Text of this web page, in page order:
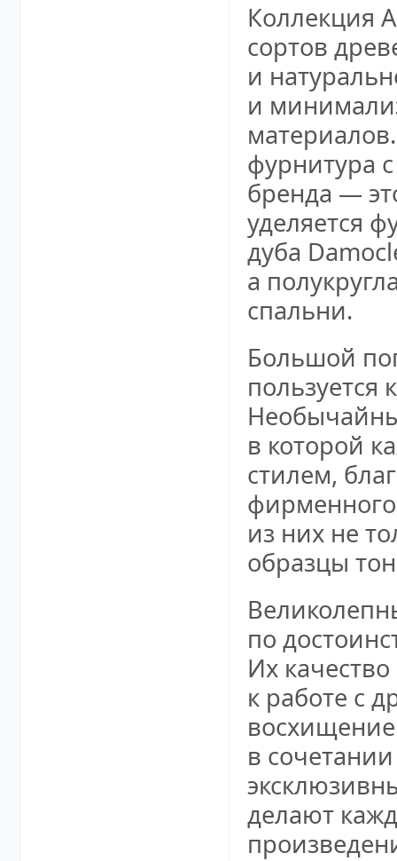
Коллекция
сортов
и
и
фурнитура
бренда —
уделяется
дуба
а
спальни.
Большой
пользуется
в которой
стилем,
из них не
образцы
по
Их
к работе с
восхищение
в
делают